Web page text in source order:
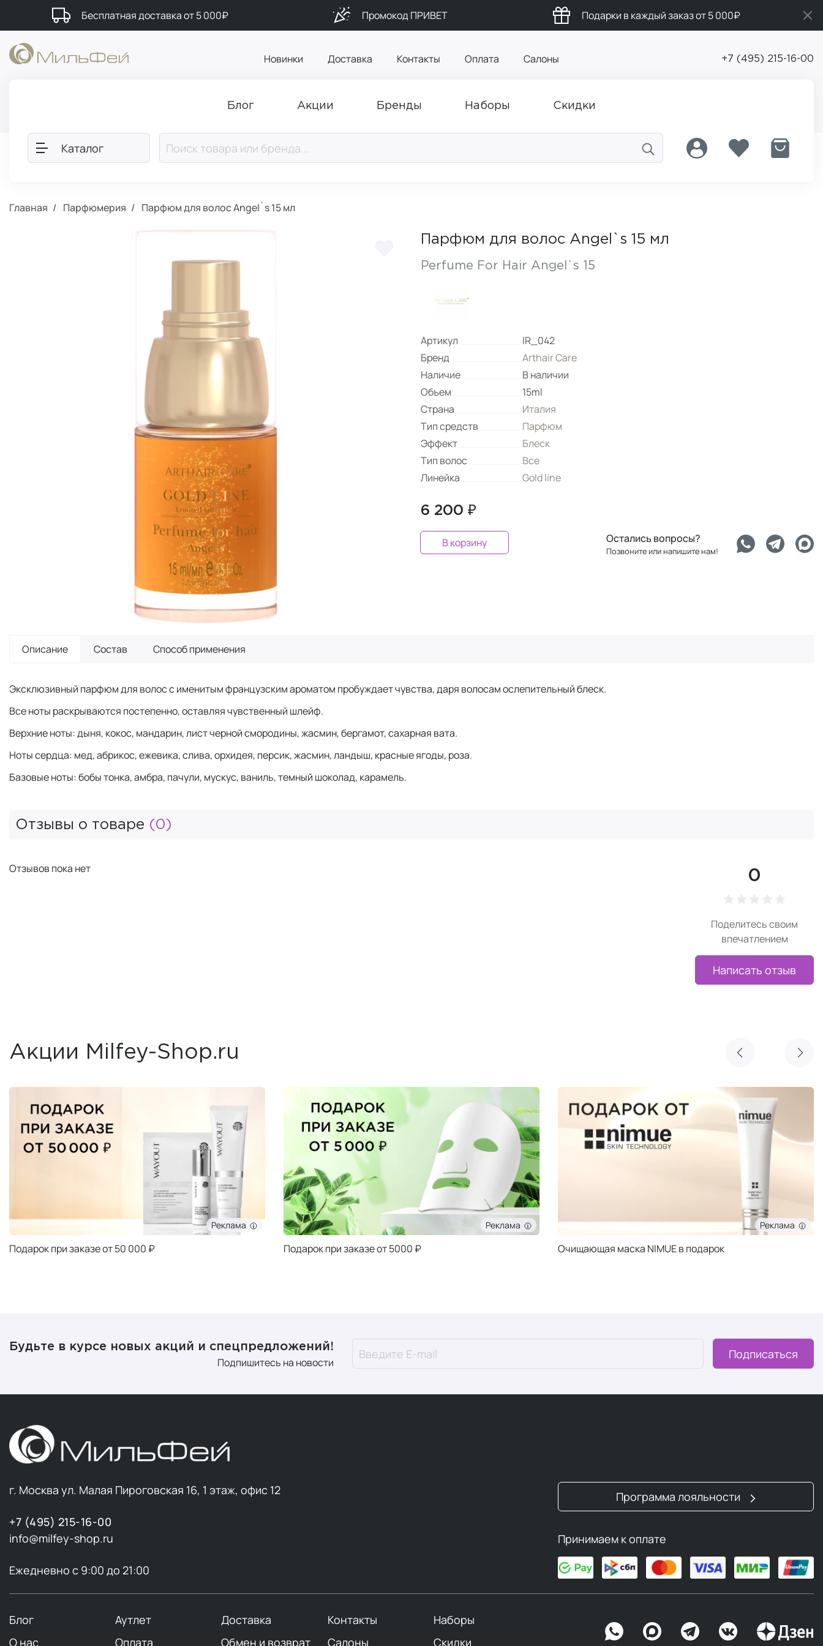
Бесплатная доставка от 5 000₽ Промокод ПРИВЕТ Подарки в каждый заказ от 5 000₽
Новинки Доставка Контакты Оплата Салоны +7 (495) 215-16-00
Блог Акции Бренды Наборы Скидки
Каталог
Главная Парфюмерия Парфюм для волос Angel`s 15 мл
Парфюм для волос Angel`s 15 мл
Perfume For Hair Angel`s 15
Артикул
IR_042
Бренд
Arthair Care
Наличие
В наличии
Объем
15ml
Страна
Италия
Тип средств
Парфюм
Эффект
Блеск
Тип волос
Все
Линейка
Gold line
6 200 ₽
В корзину Остались вопросы?
Позвоните или напишите нам!
Описание Состав Способ применения
Эксклюзивный парфюм для волос с именитым французским ароматом пробуждает чувства, даря волосам ослепительный блеск.
Все ноты раскрываются постепенно, оставляя чувственный шлейф.
Верхние ноты: дыня, кокос, мандарин, лист черной смородины, жасмин, бергамот, сахарная вата.
Ноты сердца: мед, абрикос, ежевика, слива, орхидея, персик, жасмин, ландыш, красные ягоды, роза.
Базовые ноты: бобы тонка, амбра, пачули, мускус, ваниль, темный шоколад, карамель.
Отзывы о товаре (0)
0
Поделитесь своим
впечатлением
Написать отзыв
Отзывов пока нет
Акции Milfey-Shop.ru
Реклама
Подарок при заказе от 50 000 ₽
Реклама
Подарок при заказе от 5000 ₽
Реклама
Очищающая маска NIMUE в подарок
Будьте в курсе новых акций и спецпредложений!
Подпишитесь на новости
Подписаться
г. Москва ул. Малая Пироговская 16, 1 этаж, офис 12
+7 (495) 215-16-00
info@milfey-shop.ru
Ежедневно с 9:00 до 21:00
Программа лояльности
Принимаем к оплате
Блог Аутлет Доставка Контакты
Наборы
О нас
Оплата Обмен и возврат Салоны Скидки